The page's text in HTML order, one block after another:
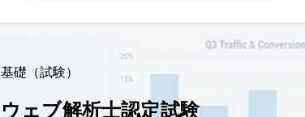
基礎（試験）
ウェブ解析士認定試験